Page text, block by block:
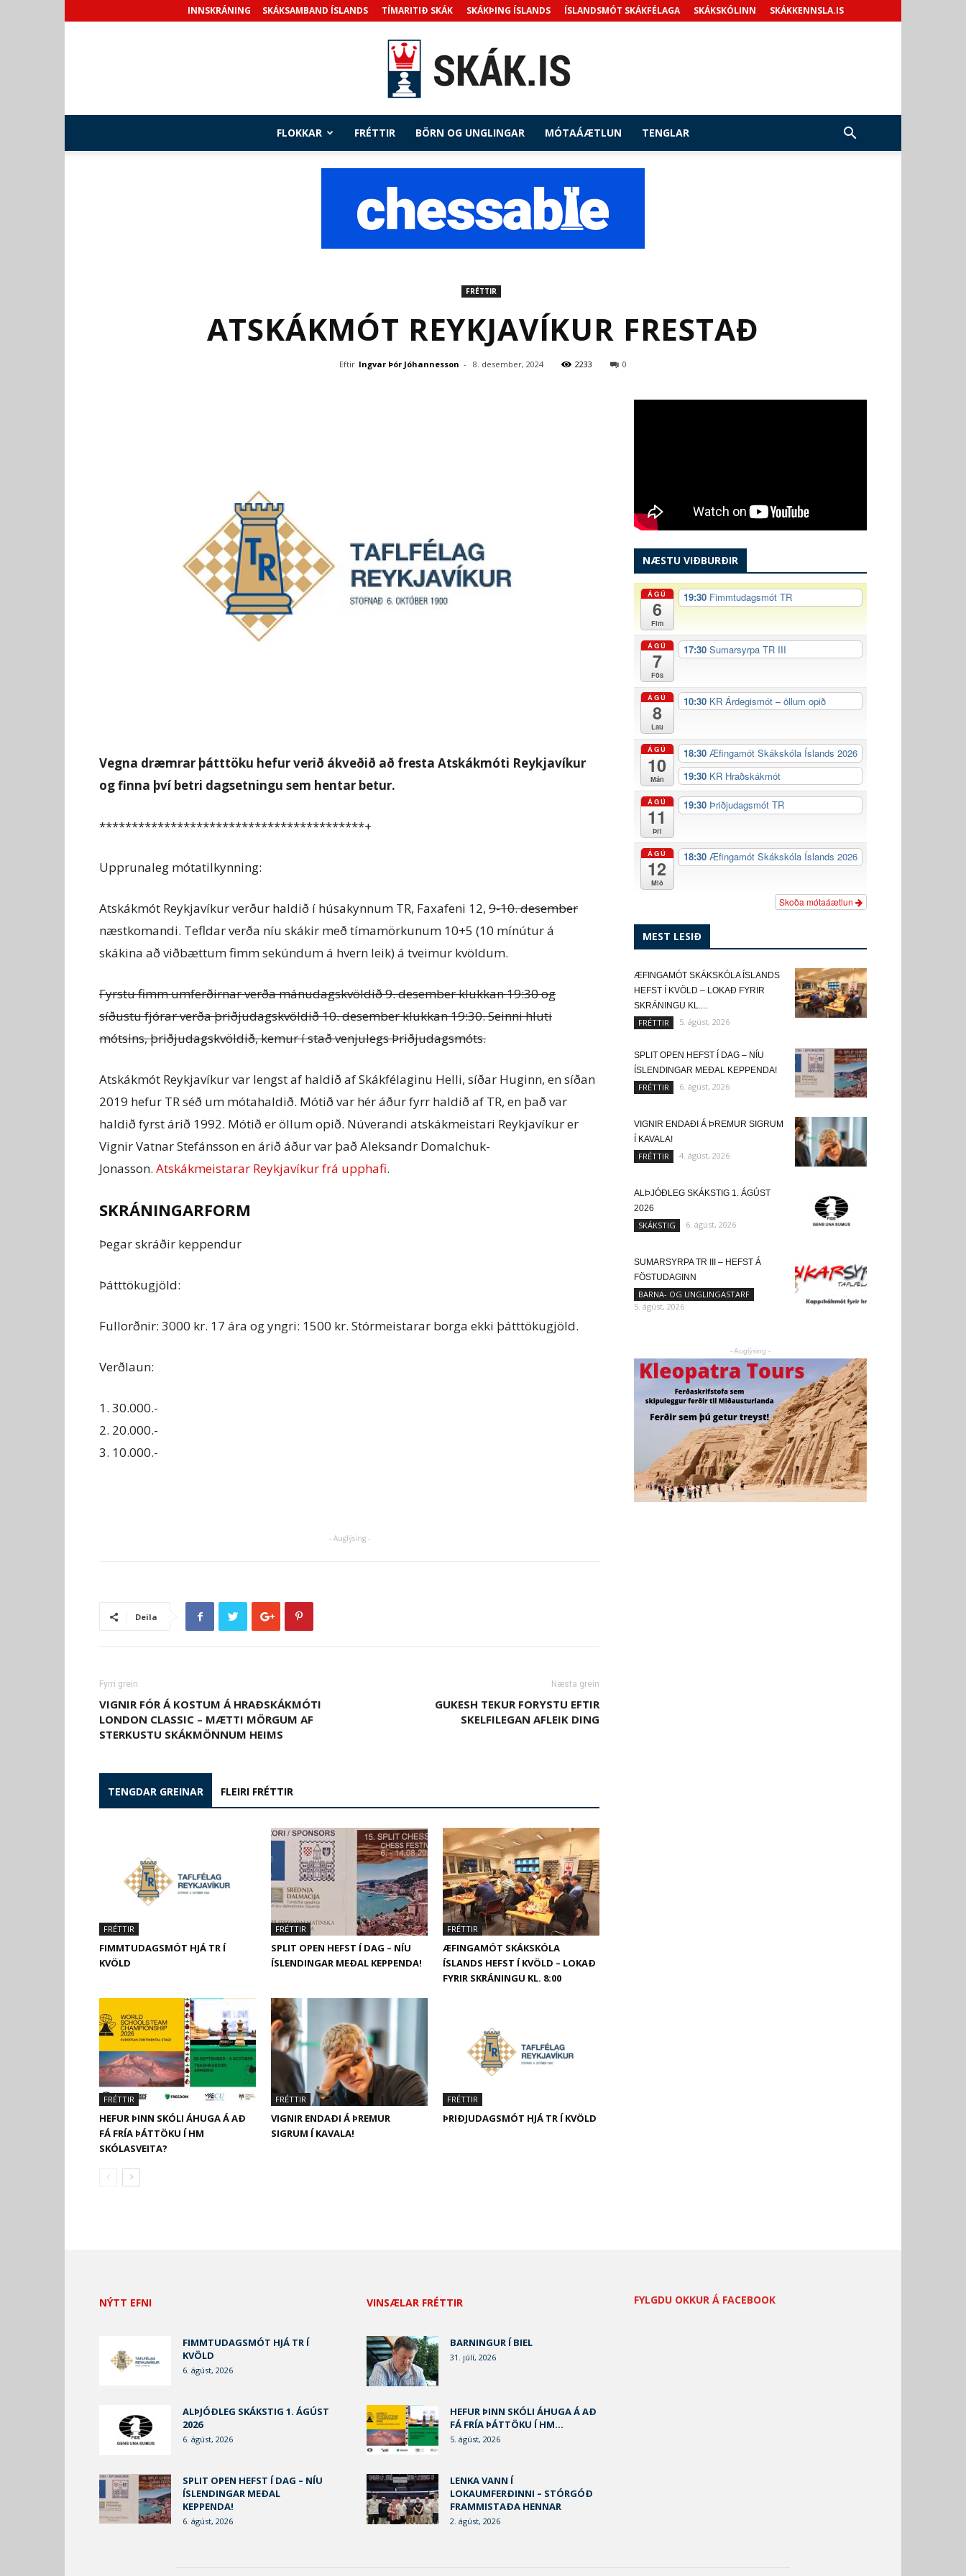
INNSKRÁNING SKÁKSAMBAND ÍSLANDS TÍMARITIÐ SKÁK SKÁKÞING ÍSLANDS ÍSLANDSMÓT SKÁKFÉLAGA SKÁKSKÓLINN SKÁKKENNSLA.IS
FLOKKAR FRÉTTIR BÖRN OG UNGLINGAR MÓTAÁÆTLUN TENGLAR
FRÉTTIR
ATSKÁKMÓT REYKJAVÍKUR FRESTAÐ
Eftir Ingvar Þór Jóhannesson - 8. desember, 2024 2233 0
Vegna dræmrar þátttöku hefur verið ákveðið að fresta Atskákmóti Reykjavíkur
og finna því betri dagsetningu sem hentar betur.
*****************************************+
Upprunaleg mótatilkynning:
Atskákmót Reykjavíkur verður haldið í húsakynnum TR, Faxafeni 12, 9-10. desember
næstkomandi. Tefldar verða níu skákir með tímamörkunum 10+5 (10 mínútur á
skákina að viðbættum fimm sekúndum á hvern leik) á tveimur kvöldum.
Fyrstu fimm umferðirnar verða mánudagskvöldið 9. desember klukkan 19:30 og
síðustu fjórar verða þriðjudagskvöldið 10. desember klukkan 19:30. Seinni hluti
mótsins, þriðjudagskvöldið, kemur í stað venjulegs Þriðjudagsmóts.
Atskákmót Reykjavíkur var lengst af haldið af Skákfélaginu Helli, síðar Huginn, en síðan
2019 hefur TR séð um mótahaldið. Mótið var hér áður fyrr haldið af TR, en það var
haldið fyrst árið 1992. Mótið er öllum opið. Núverandi atskákmeistari Reykjavíkur er
Vignir Vatnar Stefánsson en árið áður var það Aleksandr Domalchuk-
Jonasson. Atskákmeistarar Reykjavíkur frá upphafi.
SKRÁNINGARFORM
Þegar skráðir keppendur
Þátttökugjöld:
Fullorðnir: 3000 kr. 17 ára og yngri: 1500 kr. Stórmeistarar borga ekki þátttökugjöld.
Verðlaun:
1. 30.000.-
2. 20.000.-
3. 10.000.-
- Auglýsing -
Deila
Fyrri grein
VIGNIR FÓR Á KOSTUM Á HRAÐSKÁKMÓTI
LONDON CLASSIC – MÆTTI MÖRGUM AF
STERKUSTU SKÁKMÖNNUM HEIMS
Næsta grein
GUKESH TEKUR FORYSTU EFTIR
SKELFILEGAN AFLEIK DING
TENGDAR GREINAR FLEIRI FRÉTTIR
FRÉTTIR
FIMMTUDAGSMÓT HJÁ TR Í
KVÖLD
FRÉTTIR
SPLIT OPEN HEFST Í DAG – NÍU
ÍSLENDINGAR MEÐAL KEPPENDA!
FRÉTTIR
ÆFINGAMÓT SKÁKSKÓLA
ÍSLANDS HEFST Í KVÖLD – LOKAÐ
FYRIR SKRÁNINGU KL. 8:00
FRÉTTIR
HEFUR ÞINN SKÓLI ÁHUGA Á AÐ
FÁ FRÍA ÞÁTTÖKU Í HM
SKÓLASVEITA?
FRÉTTIR
VIGNIR ENDAÐI Á ÞREMUR
SIGRUM Í KAVALA!
FRÉTTIR
ÞRIÐJUDAGSMÓT HJÁ TR Í KVÖLD
NÆSTU VIÐBURÐIR
ÁGÚ
6
Fim
19:30 Fimmtudagsmót TR
ÁGÚ
7
Fös
17:30 Sumarsyrpa TR III
ÁGÚ
8
Lau
10:30 KR Árdegismót – öllum opið
ÁGÚ
10
Mán
18:30 Æfingamót Skákskóla Íslands 2026
19:30 KR Hraðskákmót
ÁGÚ
11
Þri
19:30 Þriðjudagsmót TR
ÁGÚ
12
Mið
18:30 Æfingamót Skákskóla Íslands 2026
Skoða mótaáætlun
MEST LESIÐ
ÆFINGAMÓT SKÁKSKÓLA ÍSLANDS
HEFST Í KVÖLD – LOKAÐ FYRIR
SKRÁNINGU KL....
FRÉTTIR 5. ágúst, 2026
SPLIT OPEN HEFST Í DAG – NÍU
ÍSLENDINGAR MEÐAL KEPPENDA!
FRÉTTIR 6. ágúst, 2026
VIGNIR ENDAÐI Á ÞREMUR SIGRUM
Í KAVALA!
FRÉTTIR 4. ágúst, 2026
ALÞJÓÐLEG SKÁKSTIG 1. ÁGÚST
2026
SKÁKSTIG 6. ágúst, 2026
SUMARSYRPA TR III – HEFST Á
FÖSTUDAGINN
BARNA- OG UNGLINGASTARF
5. ágúst, 2026
- Auglýsing -
NÝTT EFNI
FIMMTUDAGSMÓT HJÁ TR Í
KVÖLD
6. ágúst, 2026
ALÞJÓÐLEG SKÁKSTIG 1. ÁGÚST
2026
6. ágúst, 2026
SPLIT OPEN HEFST Í DAG – NÍU
ÍSLENDINGAR MEÐAL
KEPPENDA!
6. ágúst, 2026
VINSÆLAR FRÉTTIR
BARNINGUR Í BIEL
31. júlí, 2026
HEFUR ÞINN SKÓLI ÁHUGA Á AÐ
FÁ FRÍA ÞÁTTÖKU Í HM...
5. ágúst, 2026
LENKA VANN Í
LOKAUMFERÐINNI – STÓRGÓÐ
FRAMMISTAÐA HENNAR
2. ágúst, 2026
FYLGDU OKKUR Á FACEBOOK